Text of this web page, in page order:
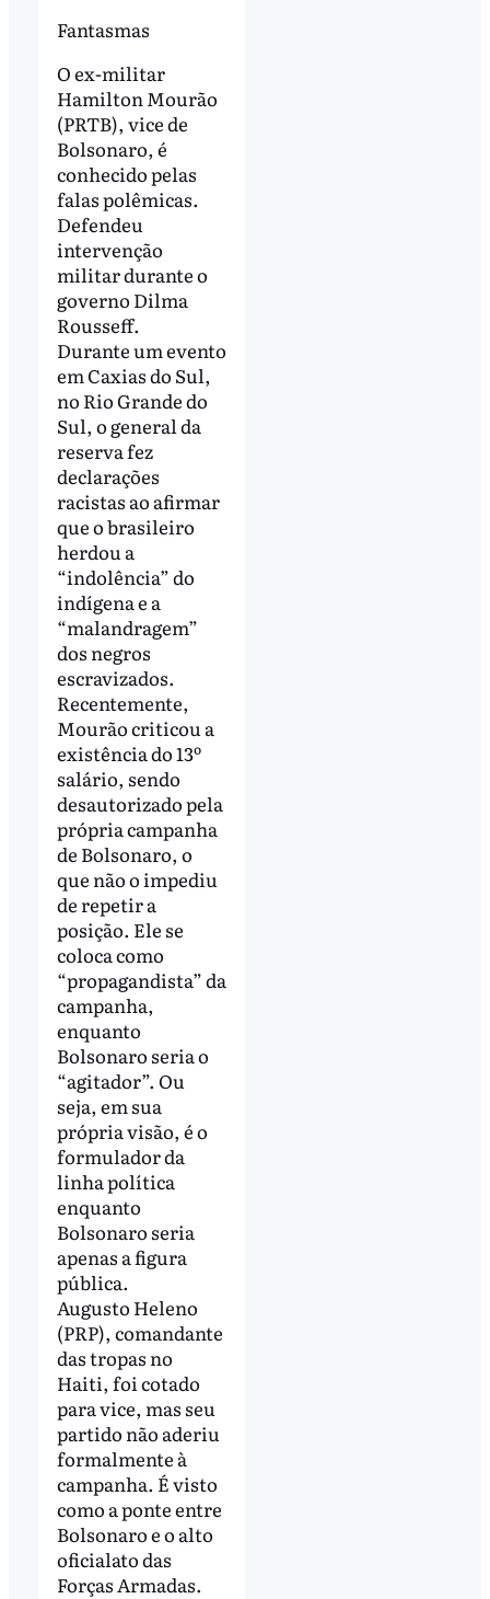
Fantasmas
O ex-militar
Hamilton Mourão
(PRTB), vice de
Bolsonaro, é
conhecido pelas
falas polêmicas.
Defendeu
intervenção
militar durante o
governo Dilma
Rousseff.
Durante um evento
em Caxias do Sul,
no Rio Grande do
Sul, o general da
reserva fez
declarações
racistas ao afirmar
que o brasileiro
herdou a
“indolência” do
indígena e a
“malandragem”
dos negros
escravizados.
Recentemente,
Mourão criticou a
existência do 13º
salário, sendo
desautorizado pela
própria campanha
de Bolsonaro, o
que não o impediu
de repetir a
posição. Ele se
coloca como
“propagandista” da
campanha,
enquanto
Bolsonaro seria o
“agitador”. Ou
seja, em sua
própria visão, é o
formulador da
linha política
enquanto
Bolsonaro seria
apenas a figura
pública.
Augusto Heleno
(PRP), comandante
das tropas no
Haiti, foi cotado
para vice, mas seu
partido não aderiu
formalmente à
campanha. É visto
como a ponte entre
Bolsonaro e o alto
oficialato das
Forças Armadas.